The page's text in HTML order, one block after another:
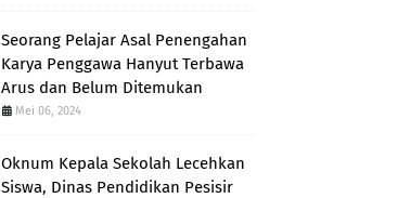
Seorang Pelajar Asal Penengahan
Karya Penggawa Hanyut Terbawa
Arus dan Belum Ditemukan
Mei 06, 2024
Oknum Kepala Sekolah Lecehkan
Siswa, Dinas Pendidikan Pesisir